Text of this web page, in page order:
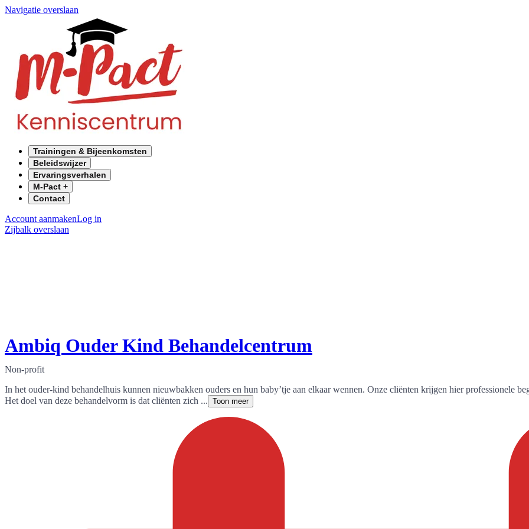
Navigatie overslaan
Trainingen & Bijeenkomsten
Beleidswijzer
Ervaringsverhalen
M-Pact +
Contact
Account aanmakenLog in
Zijbalk overslaan
Ambiq Ouder Kind Behandelcentrum
Non-profit
In het ouder-kind behandelhuis kunnen nieuwbakken ouders en hun baby’tje aan elkaar wennen. Onze cliënten krijgen hier professionele
Het doel van deze behandelvorm is dat cliënten zich ... Toon meer